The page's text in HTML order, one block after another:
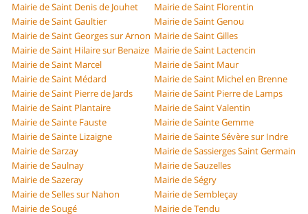
Mairie de Saint Denis de Jouhet
Mairie de Saint Florentin
Mairie de Saint Gaultier
Mairie de Saint Genou
Mairie de Saint Georges sur Arnon Mairie de Saint Gilles
Mairie de Saint Hilaire sur Benaize Mairie de Saint Lactencin
Mairie de Saint Marcel
Mairie de Saint Maur
Mairie de Saint Médard
Mairie de Saint Michel en Brenne
Mairie de Saint Pierre de Jards
Mairie de Saint Pierre de Lamps
Mairie de Saint Plantaire
Mairie de Saint Valentin
Mairie de Sainte Fauste
Mairie de Sainte Gemme
Mairie de Sainte Lizaigne
Mairie de Sainte Sévère sur Indre
Mairie de Sarzay
Mairie de Sassierges Saint Germain
Mairie de Saulnay
Mairie de Sauzelles
Mairie de Sazeray
Mairie de Ségry
Mairie de Selles sur Nahon
Mairie de Sembleçay
Mairie de Sougé
Mairie de Tendu